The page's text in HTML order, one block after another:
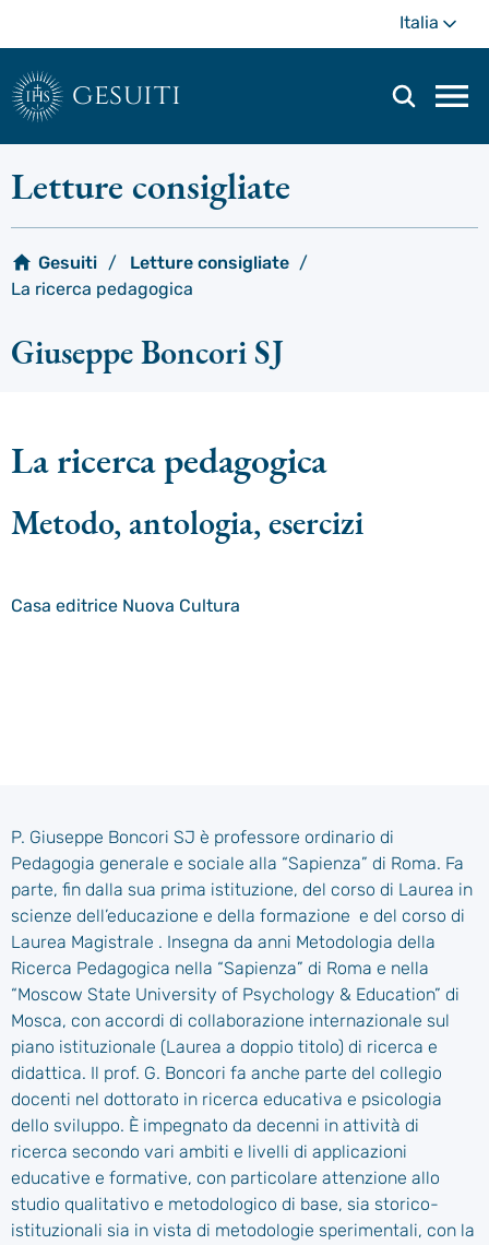
contenuto
principale
Italia
gesuiti
di
Letture consigliate
Gesuiti
Letture consigliate
La ricerca pedagogica
Giuseppe Boncori SJ
La ricerca pedagogica
Metodo, antologia, esercizi
Casa editrice Nuova Cultura
P. Giuseppe Boncori SJ è professore ordinario di
Pedagogia generale e sociale alla “Sapienza” di Roma. Fa
parte, fin dalla sua prima istituzione, del corso di Laurea in
scienze dell’educazione e della formazione e del corso di
Laurea Magistrale . Insegna da anni Metodologia della
Ricerca Pedagogica nella “Sapienza” di Roma e nella
“Moscow State University of Psychology & Education” di
Mosca, con accordi di collaborazione internazionale sul
piano istituzionale (Laurea a doppio titolo) di ricerca e
didattica. Il prof. G. Boncori fa anche parte del collegio
docenti nel dottorato in ricerca educativa e psicologia
dello sviluppo. È impegnato da decenni in attività di
ricerca secondo vari ambiti e livelli di applicazioni
educative e formative, con particolare attenzione allo
studio qualitativo e metodologico di base, sia storico-
istituzionali sia in vista di metodologie sperimentali, con la